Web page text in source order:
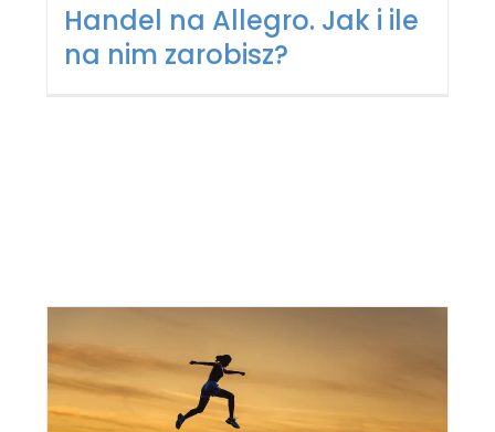
Handel na Allegro. Jak i ile
na nim zarobisz?